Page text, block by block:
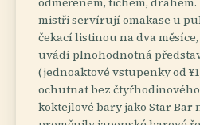
mistři servírují omakase u
čekací listinou na dva
uvádí plnohodnotná
(jednoaktové vstupenky od
ochutnat bez
koktejlové bary jako Star Bar